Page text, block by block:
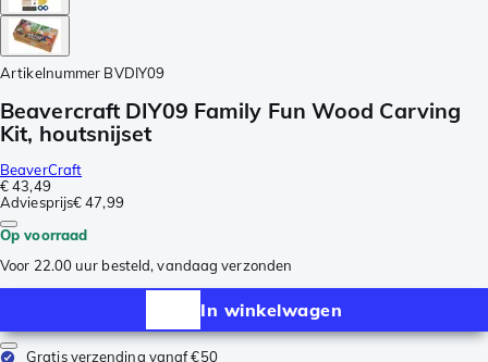
Artikelnummer BVDIY09
Beavercraft DIY09 Family Fun Wood Carving
Kit, houtsnijset
BeaverCraft
€ 43,49
Adviesprijs€ 47,99
Op voorraad
Voor 22.00 uur besteld, vandaag verzonden
In winkelwagen
Gratis verzending vanaf €50